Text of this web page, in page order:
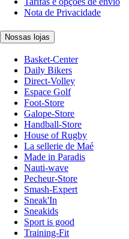
Nota de Privacidade
Nossas lojas
Basket-Center
Daily Bikers
Direct-Volley
Espace Golf
Foot-Store
Galope-Store
Handball-Store
House of Rugby
La sellerie de Maé
Made in Paradis
Nauti-wave
Pecheur-Store
Smash-Expert
Sneak'In
Sneakids
Sport is good
Training-Fit